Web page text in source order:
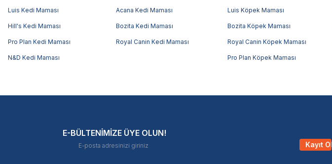
Luis Kedi Maması Acana Kedi Maması
Hill's Kedi Maması Bozita Kedi Maması
Pro Plan Kedi Maması Royal Canin Kedi Maması
N&D Kedi Maması
Luis Köpek Maması
Bozita Köpek Maması
Royal Canin Köpek Maması
Pro Plan Köpek Maması
E-BÜLTENİMİZE ÜYE OLUN!
Kayıt Ol